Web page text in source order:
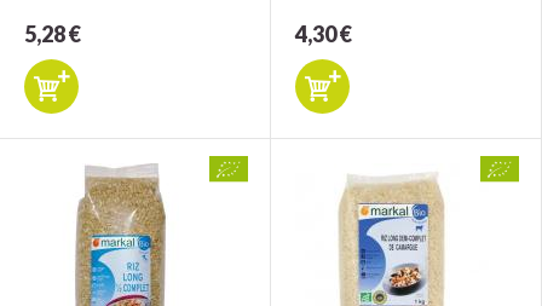
5,28 € 4,30 €